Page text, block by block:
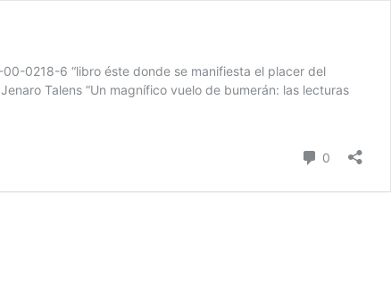
0218-6 “libro éste donde se manifiesta el placer del
Talens “Un magnífico vuelo de bumerán: las lecturas
0